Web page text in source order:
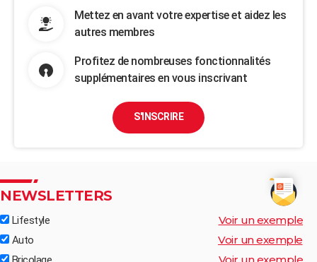
Mettez en avant votre expertise et aidez les
autres membres
Profitez de nombreuses fonctionnalités
supplémentaires en vous inscrivant
S'INSCRIRE
NEWSLETTERS
Lifestyle Voir un exemple
Auto Voir un exemple